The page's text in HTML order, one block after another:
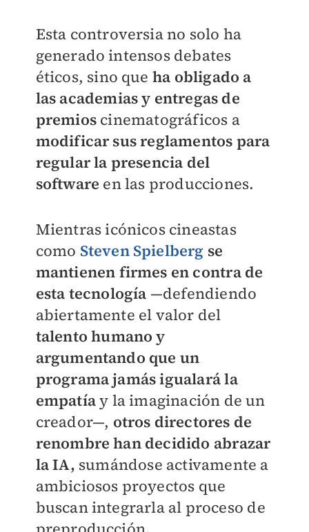
Esta controversia no solo ha
generado intensos debates
éticos, sino que ha obligado a
las academias y entregas de
premioscinematográficos a
modificar sus reglamentos para
regular la presencia del
software en las producciones.
Mientras icónicos cineastas
como Steven Spielberg se
mantienen firmes en contra de
esta tecnología —defendiendo
abiertamente el valor del
talento humano y
argumentando que un
programa jamás igualará la
empatíay la imaginación de un
creador—, otros directores de
renombre han decidido abrazar
la IA, sumándose activamente a
ambiciosos proyectos que
buscan integrarla al proceso de